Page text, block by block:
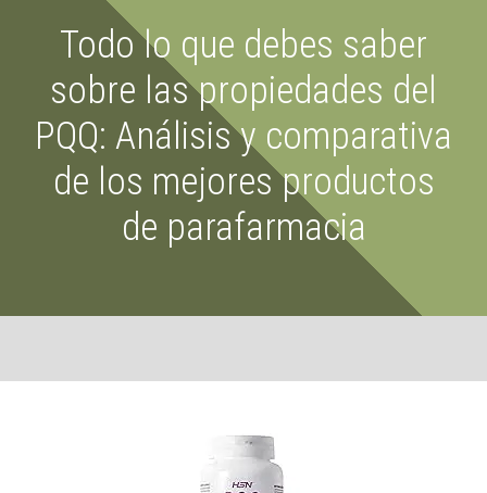
Todo lo que debes saber
sobre las propiedades del
PQQ: Análisis y comparativa
de los mejores productos
de parafarmacia